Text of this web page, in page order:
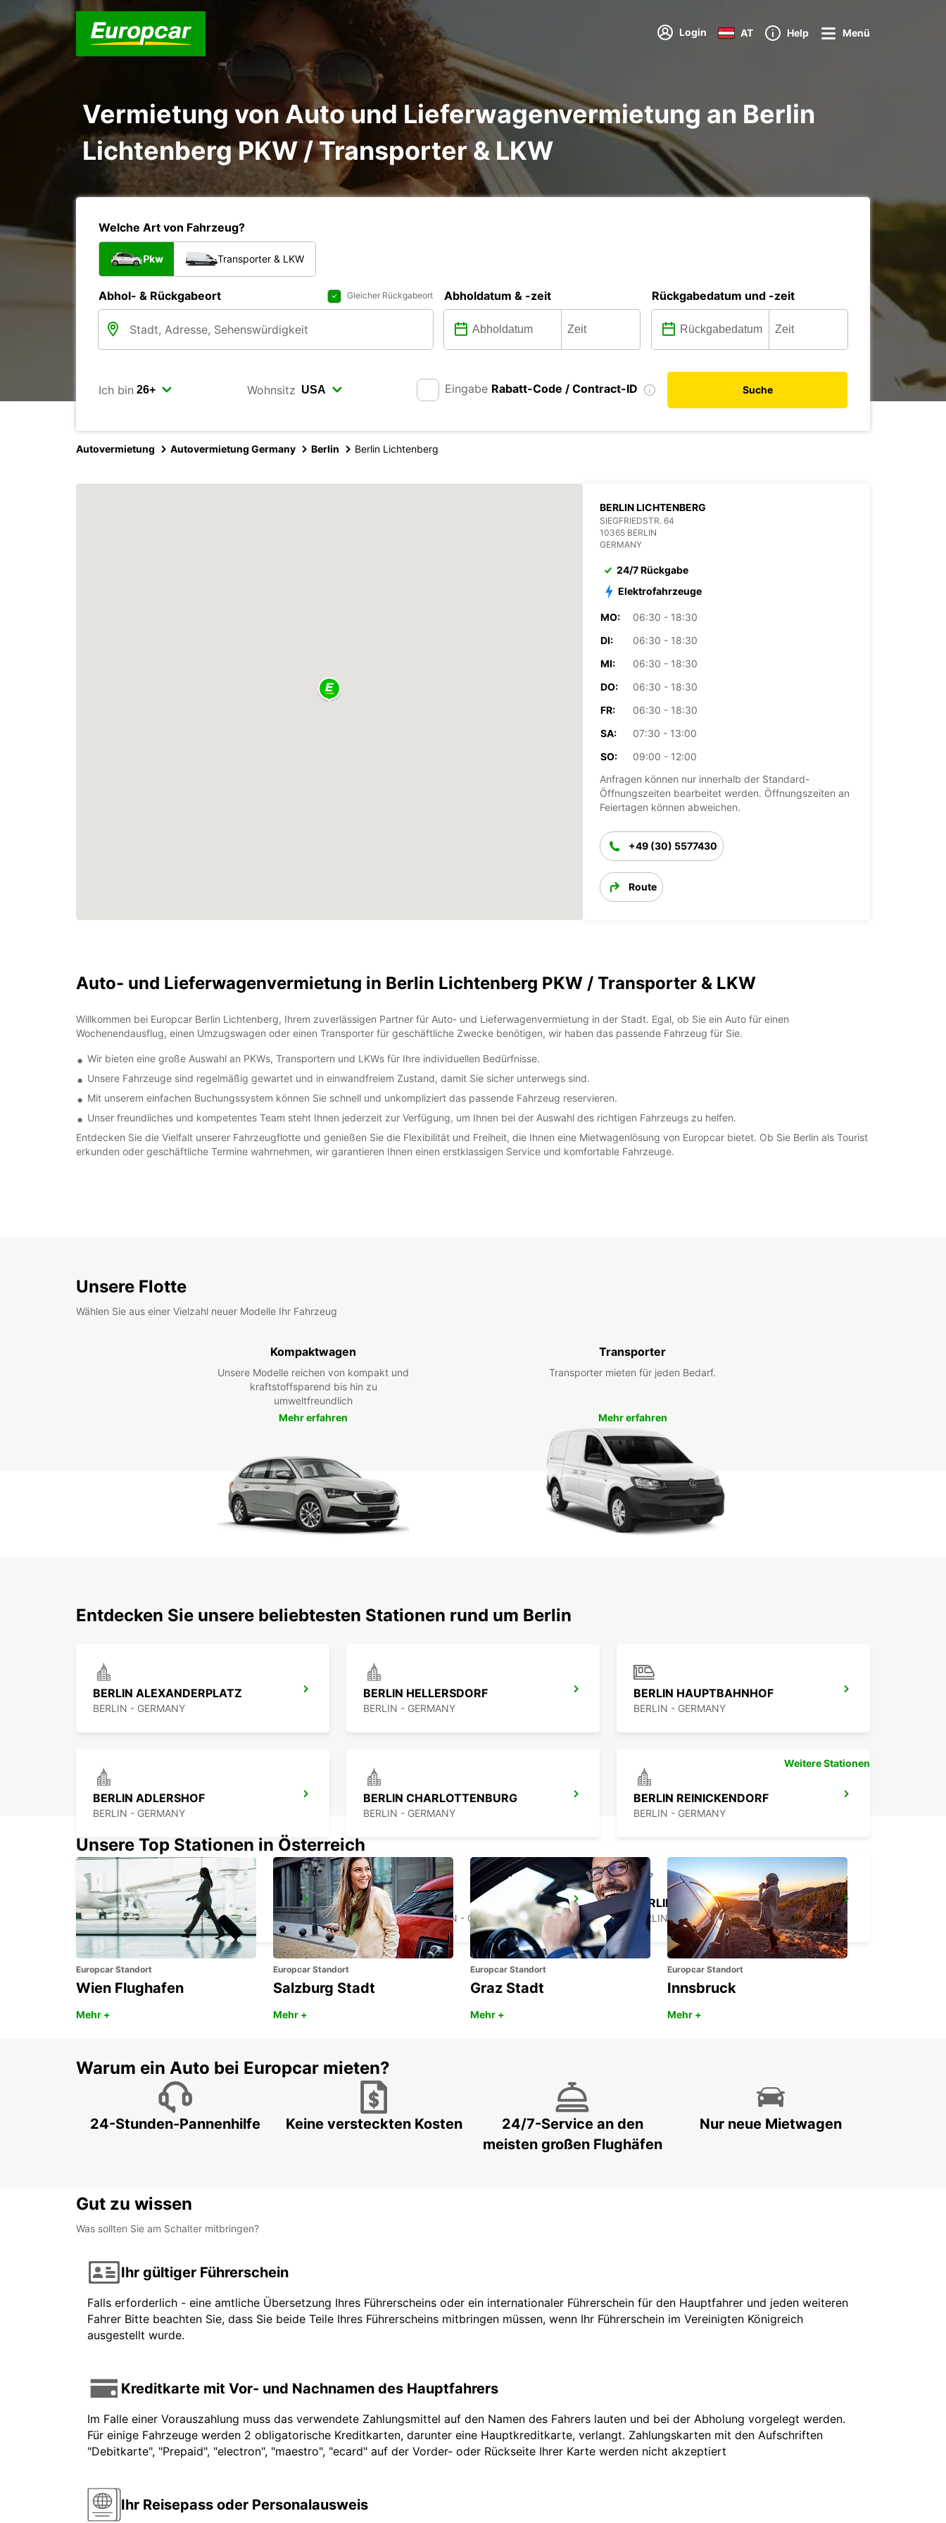
Login AT Help Menü
Vermietung von Auto und Lieferwagenvermietung an Berlin
Lichtenberg PKW / Transporter & LKW
Welche Art von Fahrzeug?
Pkw Transporter & LKW
Abhol- & Rückgabeort Gleicher Rückgabeort Abholdatum & -zeit Rückgabedatum und -zeit
Ich bin Wohnsitz Eingabe Rabatt-Code / Contract-ID Suche
Autovermietung Autovermietung Germany Berlin Berlin Lichtenberg
BERLIN LICHTENBERG
SIEGFRIEDSTR. 64
10365 BERLIN
GERMANY
24/7 Rückgabe
Elektrofahrzeuge
MO:
06:30 - 18:30
DI:
06:30 - 18:30
MI:
06:30 - 18:30
DO:
06:30 - 18:30
FR:
06:30 - 18:30
SA:
07:30 - 13:00
SO:
09:00 - 12:00
Anfragen können nur innerhalb der Standard-
Öffnungszeiten bearbeitet werden. Öffnungszeiten an
Feiertagen können abweichen.
+49 (30) 5577430
Route
Auto- und Lieferwagenvermietung in Berlin Lichtenberg PKW / Transporter & LKW
Willkommen bei Europcar Berlin Lichtenberg, Ihrem zuverlässigen Partner für Auto- und Lieferwagenvermietung in der Stadt. Egal, ob Sie ein Auto für einen
Wochenendausflug, einen Umzugswagen oder einen Transporter für geschäftliche Zwecke benötigen, wir haben das passende Fahrzeug für Sie.
Wir bieten eine große Auswahl an PKWs, Transportern und LKWs für Ihre individuellen Bedürfnisse.
Unsere Fahrzeuge sind regelmäßig gewartet und in einwandfreiem Zustand, damit Sie sicher unterwegs sind.
Mit unserem einfachen Buchungssystem können Sie schnell und unkompliziert das passende Fahrzeug reservieren.
Unser freundliches und kompetentes Team steht Ihnen jederzeit zur Verfügung, um Ihnen bei der Auswahl des richtigen Fahrzeugs zu helfen.
Entdecken Sie die Vielfalt unserer Fahrzeugflotte und genießen Sie die Flexibilität und Freiheit, die Ihnen eine Mietwagenlösung von Europcar bietet. Ob Sie Berlin als Tourist
erkunden oder geschäftliche Termine wahrnehmen, wir garantieren Ihnen einen erstklassigen Service und komfortable Fahrzeuge.
Unsere Flotte
Wählen Sie aus einer Vielzahl neuer Modelle Ihr Fahrzeug
Kompaktwagen
Unsere Modelle reichen von kompakt und
kraftstoffsparend bis hin zu
umweltfreundlich
Mehr erfahren
Transporter
Transporter mieten für jeden Bedarf.
Mehr erfahren
Entdecken Sie unsere beliebtesten Stationen rund um Berlin
BERLIN ALEXANDERPLATZ
BERLIN - GERMANY
BERLIN HELLERSDORF
BERLIN - GERMANY
BERLIN HAUPTBAHNHOF
BERLIN - GERMANY
BERLIN ADLERSHOF
BERLIN - GERMANY
BERLIN CHARLOTTENBURG
BERLIN - GERMANY
BERLIN REINICKENDORF
BERLIN - GERMANY
BERLIN STEGLITZ
BERLIN - GERMANY
BERNAU
BERNAU BEI BERLIN - GERMANY
BERLIN BRANDENBURG FLUGHAFEN
BERLIN - GERMANY
Weitere Stationen
Unsere Top Stationen in Österreich
Europcar Standort
Wien Flughafen
Mehr +
Europcar Standort
Salzburg Stadt
Mehr +
Europcar Standort
Graz Stadt
Mehr +
Europcar Standort
Innsbruck
Mehr +
Warum ein Auto bei Europcar mieten?
24-Stunden-Pannenhilfe Keine versteckten Kosten
24/7-Service an den
meisten großen Flughäfen
Nur neue Mietwagen
Gut zu wissen
Was sollten Sie am Schalter mitbringen?
Ihr gültiger Führerschein
Falls erforderlich - eine amtliche Übersetzung Ihres Führerscheins oder ein internationaler Führerschein für den Hauptfahrer und jeden weiteren
Fahrer Bitte beachten Sie, dass Sie beide Teile Ihres Führerscheins mitbringen müssen, wenn Ihr Führerschein im Vereinigten Königreich
ausgestellt wurde.
Kreditkarte mit Vor- und Nachnamen des Hauptfahrers
Im Falle einer Vorauszahlung muss das verwendete Zahlungsmittel auf den Namen des Fahrers lauten und bei der Abholung vorgelegt werden.
Für einige Fahrzeuge werden 2 obligatorische Kreditkarten, darunter eine Hauptkreditkarte, verlangt. Zahlungskarten mit den Aufschriften
"Debitkarte", "Prepaid", "electron", "maestro", "ecard" auf der Vorder- oder Rückseite Ihrer Karte werden nicht akzeptiert
Ihr Reisepass oder Personalausweis